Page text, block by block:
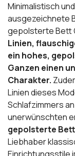
Minimalistisch
ausgezeichnete
gepolsterte Bett
Linien,
ein hohes,
Ganzen einen
Charakter.
Linien dieses
Schlafzimmers
unerwünschten
gepolsterte
Liebhaber